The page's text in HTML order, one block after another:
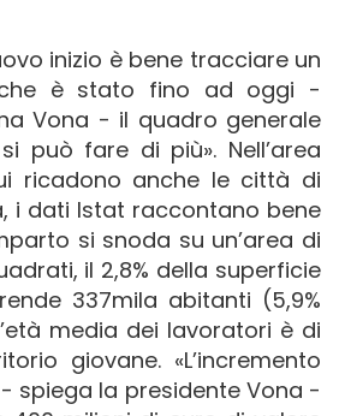
inizio è bene tracciare un
è stato fino ad oggi -
Vona - il quadro generale
può fare di più». Nell’area
ricadono anche le città di
i dati Istat raccontano bene
si snoda su un’area di
il 2,8% della superficie
337mila abitanti (5,9%
media dei lavoratori è di
giovane. «L’incremento
- spiega la presidente Vona -